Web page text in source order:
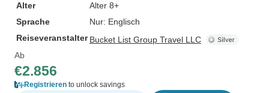
Alter
Alter 8+
Sprache
Nur: Englisch
Reiseveranstalter Bucket List Group Travel LLC
Ab
€2.856
Registrieren to unlock savings